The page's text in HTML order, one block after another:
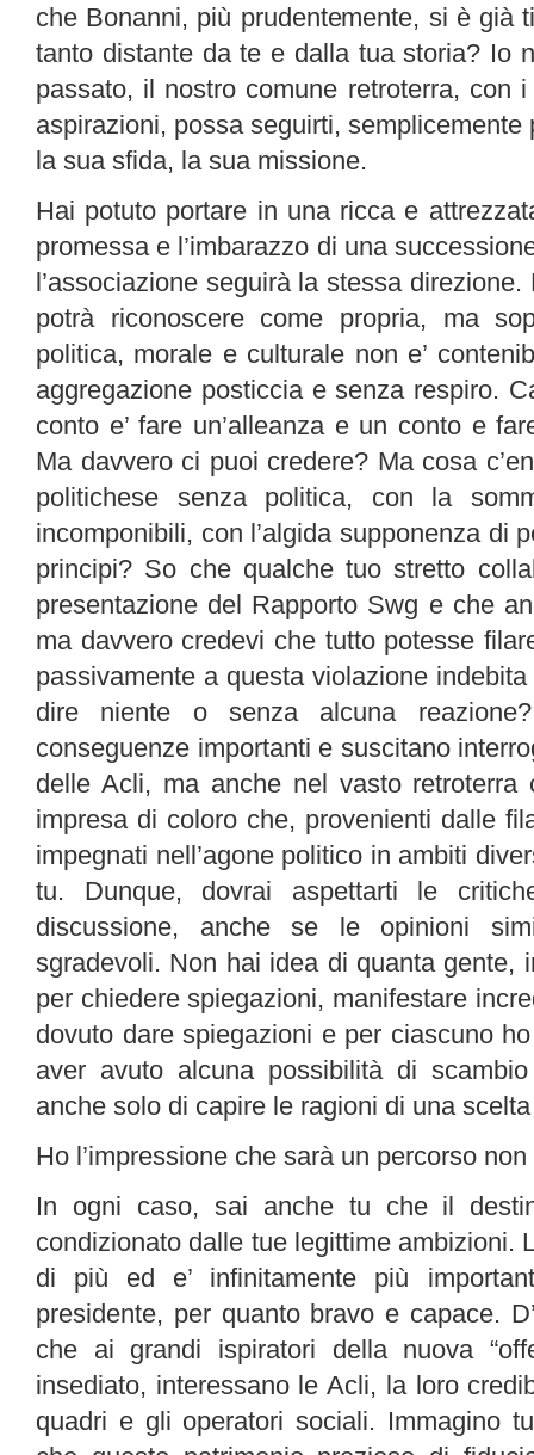
che Bonanni, più prudentemente, si è già
tanto distante da te e dalla tua storia? Io
passato, il nostro comune retroterra, con
aspirazioni, possa seguirti, semplicemente
la sua sfida, la sua missione.
Hai potuto portare in una ricca e
promessa e l’imbarazzo di una
l’associazione seguirà la stessa
potrà riconoscere come propria, ma
politica, morale e culturale non e’
aggregazione posticcia e senza respiro.
conto e’ fare un’alleanza e un conto e
Ma davvero ci puoi credere? Ma cosa
politichese senza politica, con la
incomponibili, con l’algida supponenza di
principi? So che qualche tuo stretto
presentazione del Rapporto Swg e che
ma davvero credevi che tutto potesse
passivamente a questa violazione
dire niente o senza alcuna
conseguenze importanti e suscitano
delle Acli, ma anche nel vasto
impresa di coloro che, provenienti dalle
impegnati nell’agone politico in ambiti
tu. Dunque, dovrai aspettarti le
discussione, anche se le opinioni
sgradevoli. Non hai idea di quanta gente,
per chiedere spiegazioni, manifestare
dovuto dare spiegazioni e per ciascuno
aver avuto alcuna possibilità di
anche solo di capire le ragioni di una
Ho l’impressione che sarà un percorso
In ogni caso, sai anche tu che il
condizionato dalle tue legittime ambizioni.
di più ed e’ infinitamente più
presidente, per quanto bravo e capace.
che ai grandi ispiratori della nuova
insediato, interessano le Acli, la loro
quadri e gli operatori sociali. Immagino